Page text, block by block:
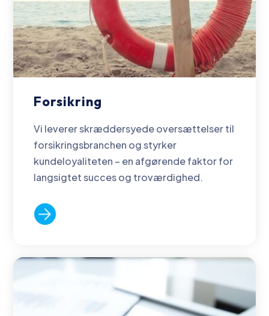
Forsikring
Vi leverer skræddersyede oversættelser til
forsikringsbranchen og styrker
kundeloyaliteten – en afgørende faktor for
langsigtet succes og troværdighed.